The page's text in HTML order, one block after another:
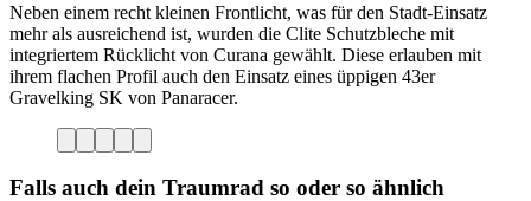
Neben einem recht kleinen Frontlicht, was für den Stadt-Einsatz
mehr als ausreichend ist, wurden die Clite Schutzbleche mit
integriertem Rücklicht von Curana gewählt. Diese erlauben mit
ihrem flachen Profil auch den Einsatz eines üppigen 43er
Gravelking SK von Panaracer.
Falls auch dein Traumrad so oder so ähnlich